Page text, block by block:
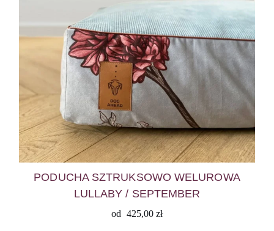
PODUCHA SZTRUKSOWO WELUROWA
LULLABY / SEPTEMBER
od 425,00 zł